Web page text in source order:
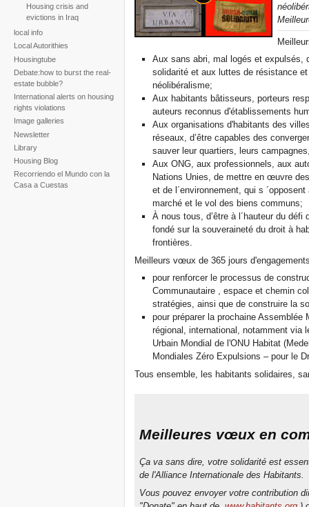
Housing crisis and
evictions in Iraq
local info
Local Autorithies
Housingtube
Debate:how to burst the real-
estate bubble?
International alerts on housing
rights violations
Image galleries
Newsletter
Library
Housing Blog
Recorriendo el Mundo con la
Casa a Cuestas
Aux sans abri, mal logés et expulsés,
solidarité et aux luttes de résistance
néolibéralisme;
Aux habitants bâtisseurs, porteurs
auteurs reconnus d'établissements
Aux organisations d'habitants des
réseaux, d’être capables des
sauver leur quartiers, leurs
Aux ONG, aux professionnels, aux
Nations Unies, de mettre en œuvre
et de l´environnement, qui s
marché et le vol des biens communs;
À nous tous, d’être à l´hauteur du
fondé sur la souveraineté du droit à
frontières.
Meilleurs vœux de 365 jours
pour renforcer le processus de
Communautaire , espace et chemin
stratégies, ainsi que de construire la
pour préparer la prochaine
régional, international, notamment via
Urbain Mondial de l'ONU Habitat
Mondiales Zéro Expulsions – pour le
Tous ensemble, les habitants solidaires,
Meilleures vœux en
Ça va sans dire, votre solidarité est
de l'Alliance Internationale des Habitants.
Vous pouvez envoyer votre contribution